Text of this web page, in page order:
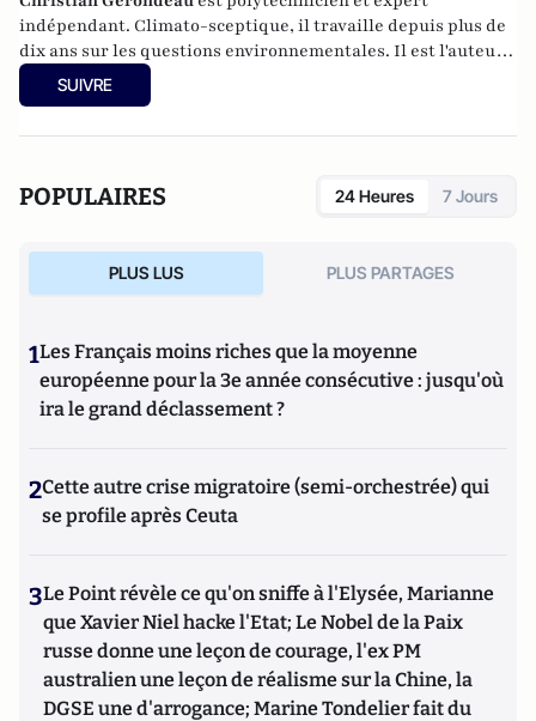
indépendant. Climato-sceptique, il travaille depuis plus de
dix ans sur les questions environnementales. Il est l'auteur
du livre "Ecologie la fin
SUIVRE
POPULAIRES 24 Heures 7 Jours
PLUS LUS PLUS PARTAGES
1Les Français moins riches que la moyenne
européenne pour la 3e année consécutive : jusqu'où
ira le grand déclassement ?
2Cette autre crise migratoire (semi-orchestrée) qui
se profile après Ceuta
3Le Point révèle ce qu'on sniffe à l'Elysée, Marianne
que Xavier Niel hacke l'Etat; Le Nobel de la Paix
russe donne une leçon de courage, l'ex PM
australien une leçon de réalisme sur la Chine, la
DGSE une d'arrogance; Marine Tondelier fait du